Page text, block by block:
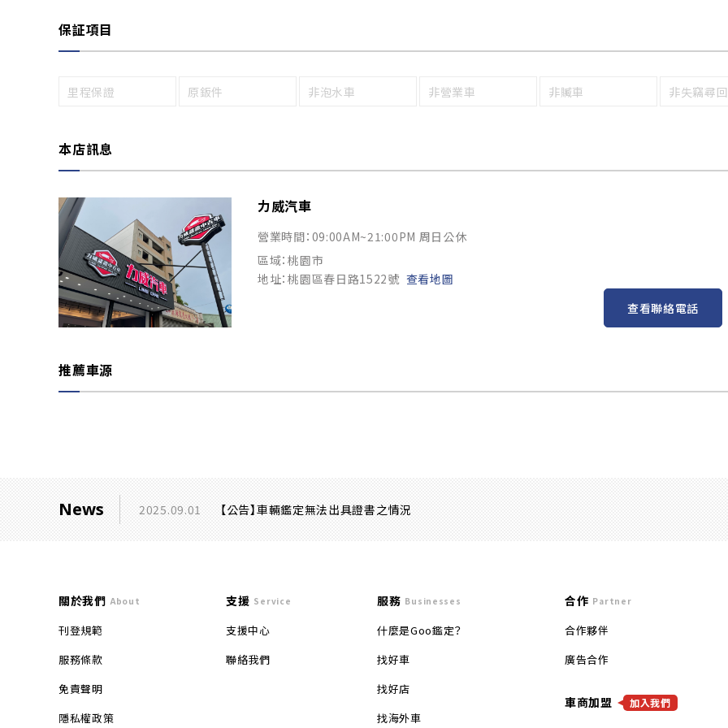
保証項目
里程保證 原鈑件 非泡水車 非營業車 非贓車 非失竊尋
本店訊息
力威汽車
營業時間：09:00AM~21:00PM 周日公休
區域：桃園市
地址：桃園區春日路1522號 查看地圖
查看聯絡電話
推薦車源
News 2025.09.01 【公告】車輛鑑定無法出具證書之情況
關於我們 About
刊登規範
服務條款
免責聲明
隱私權政策
支援 Service
支援中心
聯絡我們
服務 Businesses
什麼是Goo鑑定？
找好車
找好店
找海外車
合作 Partner
合作夥伴
廣告合作
車商加盟 加入我們